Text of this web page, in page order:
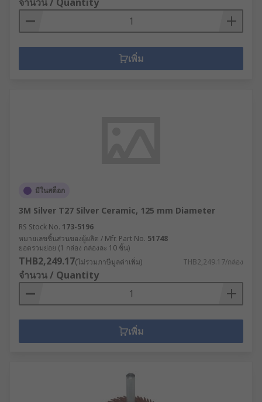
เพิ่ม
มีในสต็อก
3M Silver T27 Silver Ceramic, 125 mm Diameter
RS Stock No. 173-5196
หมายเลขชิ้นส่วนของผู้ผลิต / Mfr. Part No. 51748
ยอดรวมย่อย (1 กล่อง กล่องละ 10 ชิ้น)
THB2,249.17(ไม่รวมภาษีมูลค่าเพิ่ม) THB2,249.17/กล่อง
จำนวน / Quantity
เพิ่ม